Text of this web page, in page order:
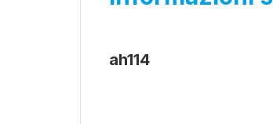
ah114